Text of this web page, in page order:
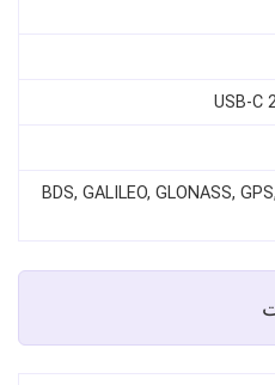
USB‑C
BDS, GALILEO, GLONASS,